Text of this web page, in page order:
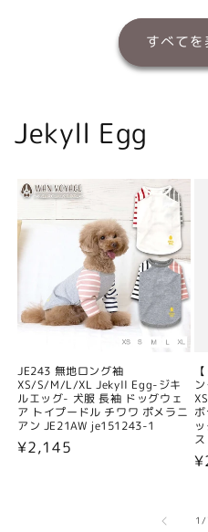
すべて
Jekyll Egg
JE243 無地ロング袖
XS/S/M/L/XL Jekyll Egg-ジキ
ルエッグ- 犬服 長袖 ドッグウェ
ア トイプードル チワワ ポメラニ
アン JE21AW je151243-1
通
¥2,145
1/